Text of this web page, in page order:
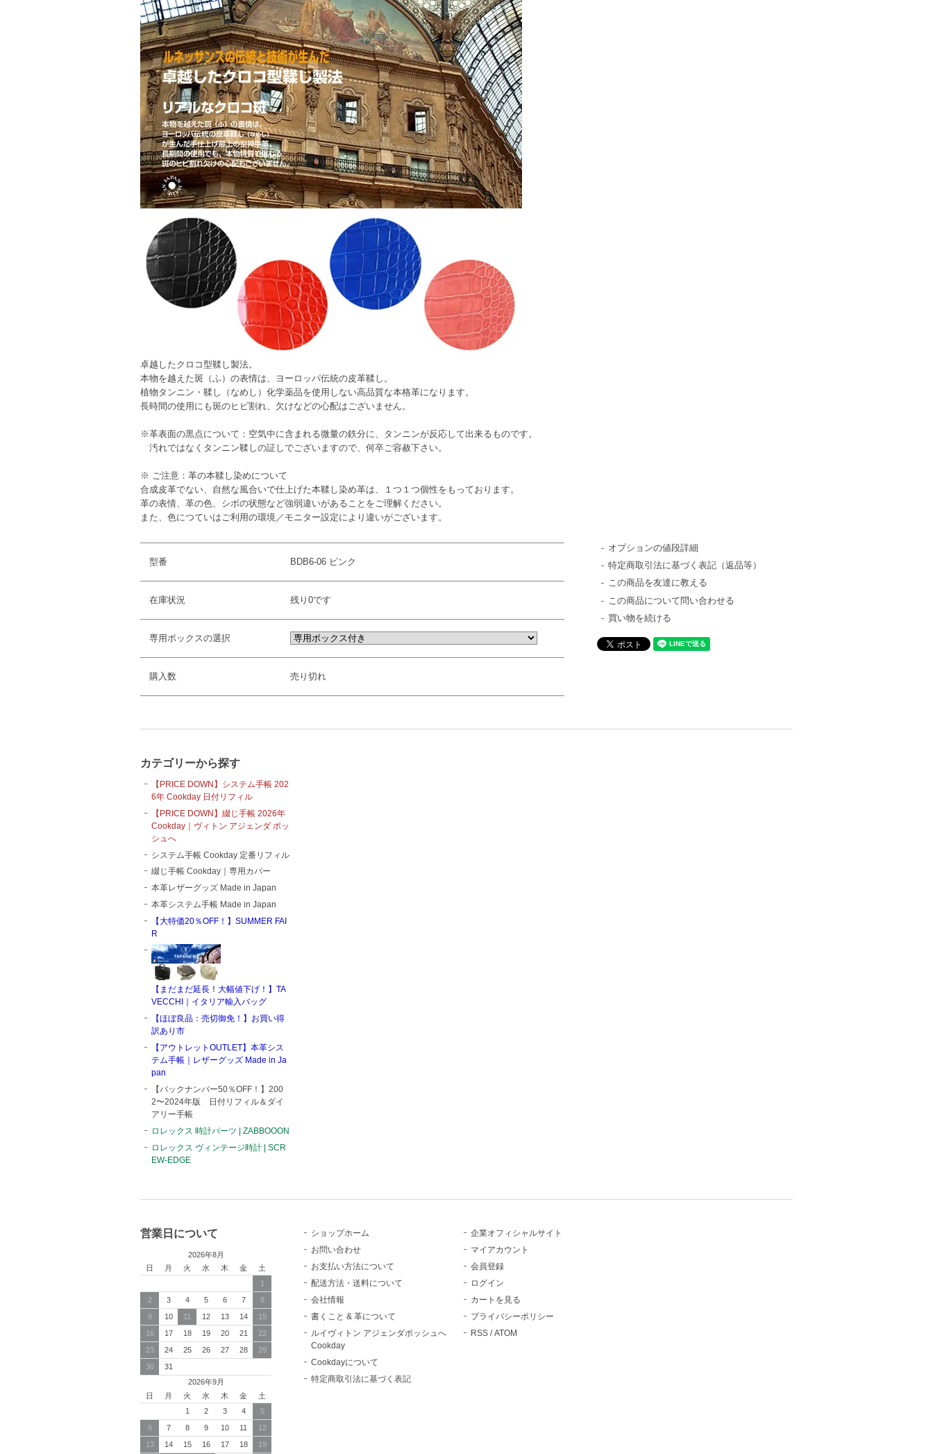
卓越したクロコ型鞣し製法。
本物を越えた斑（ふ）の表情は、ヨーロッパ伝統の皮革鞣し。
植物タンニン・鞣し（なめし）化学薬品を使用しない高品質な本格革になります。
長時間の使用にも斑のヒビ割れ、欠けなどの心配はございません。
※革表面の黒点について：空気中に含まれる微量の鉄分に、タンニンが反応して出来るものです。
汚れではなくタンニン鞣しの証しでございますので、何卒ご容赦下さい。
※ ご注意：革の本鞣し染めについて
合成皮革でない、自然な風合いで仕上げた本鞣し染め革は、１つ１つ個性をもっております。
革の表情、革の色、シボの状態など強弱違いがあることをご理解ください。
また、色につていはご利用の環境／モニター設定により違いがございます。
型番 BDB6-06 ピンク
在庫状況 残り0です
専用ボックスの選択
購入数 売り切れ
オプションの値段詳細
特定商取引法に基づく表記（返品等）
この商品を友達に教える
この商品について問い合わせる
買い物を続ける
カテゴリーから探す
【PRICE DOWN】システム手帳 202
6年 Cookday 日付リフィル
【PRICE DOWN】綴じ手帳 2026年
Cookday｜ヴィトン アジェンダ ポッ
シュへ
システム手帳 Cookday 定番リフィル
綴じ手帳 Cookday｜専用カバー
本革レザーグッズ Made in Japan
本革システム手帳 Made in Japan
【大特価20％OFF！】SUMMER FAI
R
【まだまだ延長！大幅値下げ！】TA
VECCHI｜イタリア輸入バッグ
【ほぼ良品：売切御免！】お買い得
訳あり市
【アウトレットOUTLET】本革シス
テム手帳｜レザーグッズ Made in Ja
pan
【バックナンバー50％OFF！】200
2〜2024年版 日付リフィル＆ダイ
アリー手帳
ロレックス 時計パーツ | ZABBOOON
ロレックス ヴィンテージ時計 | SCR
EW-EDGE
営業日について
2026年8月
日
月 火 水 木 金
土
1
2
3 4 5 6 7
8
9
10 11 12 13 14
15
16
17 18 19 20 21
22
23
24 25 26 27 28
29
30
31
2026年9月
日
月 火 水 木 金
土
1
2 3 4
5
6
7 8 9 10 11
12
13
14 15 16 17 18 19
ショップホーム
お問い合わせ
お支払い方法について
配送方法・送料について
会社情報
書くこと & 革について
ルイヴィトン アジェンダポッシュへ
Cookday
Cookdayについて
特定商取引法に基づく表記
企業オフィシャルサイト
マイアカウント
会員登録
ログイン
カートを見る
プライバシーポリシー
RSS /ATOM